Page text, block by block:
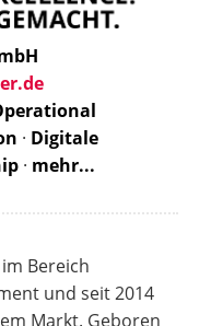
· Digitale
· mehr...
Bereich
und seit 2014
Markt. Geboren